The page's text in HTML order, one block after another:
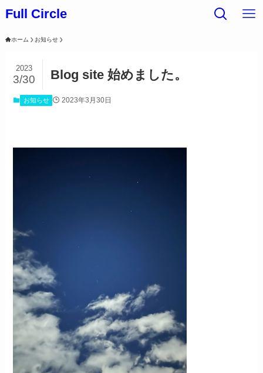
Full Circle
ホーム お知らせ
Blog site 始めました。
2023
3/30
お知らせ 2023年3月30日